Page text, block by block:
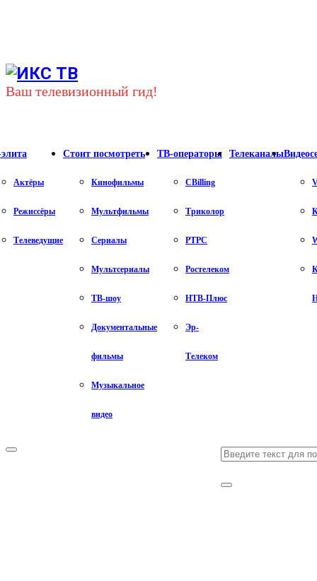
Ваш телевизионный гид!
Актёры
Режиссёры
Телеведущие
Стоит посмотреть
Кинофильмы
Мультфильмы
Сериалы
Мультсериалы
ТВ-шоу
Документальные
фильмы
Музыкальное
видео
ТВ-операторы
CBilling
Триколор
РТРС
Ростелеком
НТВ-Плюс
Эр-
Телеком
Телеканалы
Search
for:
Search
Primary